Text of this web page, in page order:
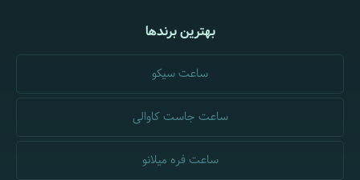
بهترین برندها
ساعت سیکو
ساعت جاست کاوالی
ساعت فره میلانو